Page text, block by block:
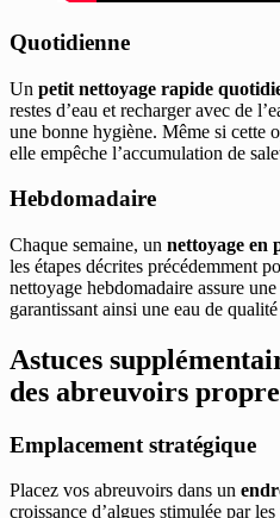
Quotidienne
Un petit nettoyage rapide
restes d’eau et recharger avec de
une bonne hygiène. Même si cette
elle empêche l’accumulation de
Hebdomadaire
Chaque semaine, un nettoyage en
les étapes décrites précédemment
nettoyage hebdomadaire assure
garantissant ainsi une eau de
Astuces
des abreuvoirs
Emplacement stratégique
Placez vos abreuvoirs dans un
croissance d’algues stimulée par